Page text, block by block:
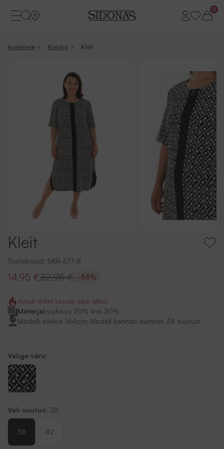
0
Avalehele Kleidid Kleit
Kleit
Tootekood: SKR-677-B
14,95 €32,95 € -55%
Ainult mõni toode veel alles!
Materjal:viskoos 70% lina 30%
Modelli pikkus 164cm; Modell kannab number 38 suurust
Valige värv:
Vali suurus: 38
38 42